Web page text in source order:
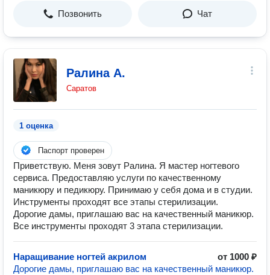
Позвонить Чат
Ралина А.
Саратов
1 оценка
Паспорт проверен
Приветствую. Меня зовут Ралина. Я мастер ногтевого
сервиса. Предоставляю услуги по качественному
маникюру и педикюру. Принимаю у себя дома и в студии.
Инструменты проходят все этапы стерилизации.
Дорогие дамы, приглашаю вас на качественный маникюр.
Все инструменты проходят 3 этапа стерилизации.
Наращивание ногтей акрилом
от 1000 ₽
Дорогие дамы, приглашаю вас на качественный маникюр.